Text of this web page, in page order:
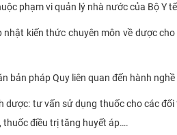
phạm vi quản lý nhà nước của Bộ Y
kiến thức chuyên môn về dược
bản pháp Quy liên quan đến hành
dược: tư vấn sử dụng thuốc cho các
thuốc điều trị tăng huyết áp….